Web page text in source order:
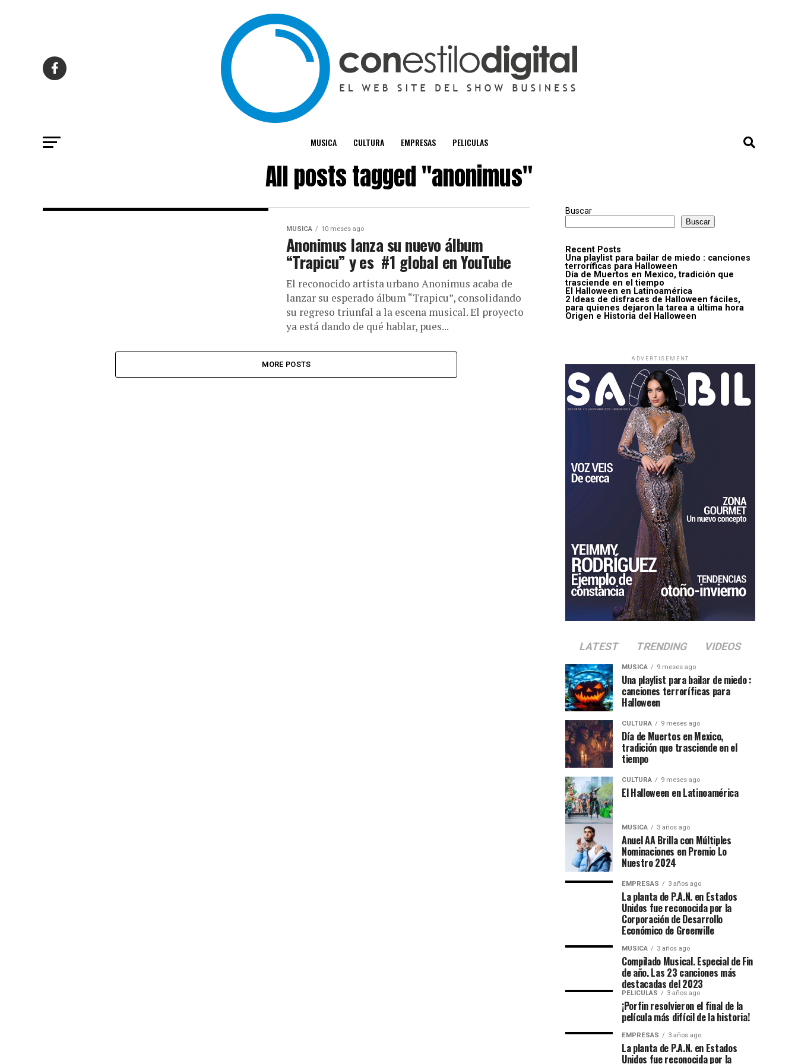
MUSICA CULTURA EMPRESAS PELICULAS
All posts tagged "anonimus"
MUSICA 10 meses ago
Anonimus lanza su nuevo álbum
“Trapicu” y es #1 global en YouTube
El reconocido artista urbano Anonimus acaba de
lanzar su esperado álbum “Trapicu”, consolidando
su regreso triunfal a la escena musical. El proyecto
ya está dando de qué hablar, pues...
MORE POSTS
Buscar
Buscar
Recent Posts
Una playlist para bailar de miedo : canciones
terroríficas para Halloween
Día de Muertos en Mexico, tradición que
trasciende en el tiempo
El Halloween en Latinoamérica
2 Ideas de disfraces de Halloween fáciles,
para quienes dejaron la tarea a última hora
Origen e Historia del Halloween
ADVERTISEMENT
LATEST TRENDING VIDEOS
MUSICA 9 meses ago
Una playlist para bailar de miedo :
canciones terroríficas para
Halloween
CULTURA 9 meses ago
Día de Muertos en Mexico,
tradición que trasciende en el
tiempo
CULTURA 9 meses ago
El Halloween en Latinoamérica
MUSICA 3 años ago
Anuel AA Brilla con Múltiples
Nominaciones en Premio Lo
Nuestro 2024
EMPRESAS 3 años ago
La planta de P.A.N. en Estados
Unidos fue reconocida por la
Corporación de Desarrollo
Económico de Greenville
MUSICA 3 años ago
Compilado Musical. Especial de Fin
de año. Las 23 canciones más
destacadas del 2023
PELICULAS 3 años ago
¡Porfin resolvieron el final de la
película más difícil de la historia!
EMPRESAS 3 años ago
La planta de P.A.N. en Estados
Unidos fue reconocida por la